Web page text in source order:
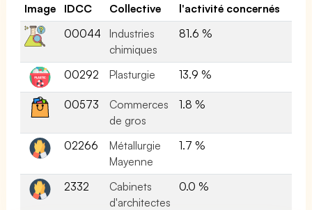
Image
IDCC
Collective
l'activité concernés
00044
Industries
chimiques
81.6 %
00292 Plasturgie 13.9 %
00573
Commerces
de gros
1.8 %
02266
Métallurgie
Mayenne
1.7 %
2332
Cabinets
d'architectes
0.0 %